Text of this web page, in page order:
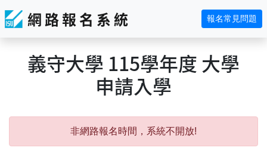
網 路 報 名 系 統 報名常見問題
義守大學 115學年度 大學
申請入學
Error:
非網路報名時間，系統不開放!